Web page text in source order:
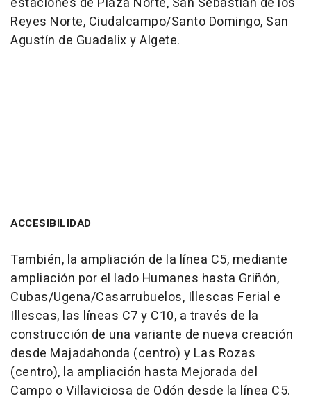
Reyes Norte, Ciudalcampo/Santo Domingo, San
Agustín de Guadalix y Algete.
ACCESIBILIDAD
También, la ampliación de la línea C5, mediante
ampliación por el lado Humanes hasta Griñón,
Cubas/Ugena/Casarrubuelos, Illescas Ferial e
Illescas, las líneas C7 y C10, a través de la
construcción de una variante de nueva creación
desde Majadahonda (centro) y Las Rozas
(centro), la ampliación hasta Mejorada del
Campo o Villaviciosa de Odón desde la línea C5.